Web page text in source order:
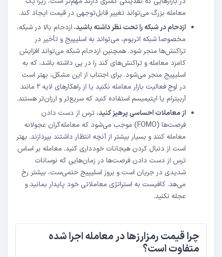
معامله بزرگ می‌تواند تغییر قابل‌توجهی در قیمت ایجاد کند.
ازدحام در شبکه را تحت نظر داشته باشید. ازدحام بالا در شبکه،
مخصوصا شبکه اتریوم، می‌تواند به اسلیپیج و تأخیر در
تراکنش‌ها منجر شود. همچنین ازدحام شبکه می‌تواند افزایش
کامزد معامله و تراکنش‌های کند را در پی داشته باشد، که به
اسلیپیج منجر می‌شود. برای اجتناب از این مشکل، بهتر است
در اوج فعالیت بازار معامله نکنید یا از راهکارهای لایه ۲ مانند
آربیترام یا اپتیمیسم استفاده کنید که سریع‌تر و ارزان‌تر هستند.
از معاملات احساسی پرهیز کنید. ترس از دست دادن
فرصت‌ها (FOMO) موجب می‌شود که معامله‌گران عجولانه
معامله کنند و بسیار بیشتر از آنچه انتظار داشتند بپردازند. بهتر
است از دنبال کردن هیجانات خودداری کنید. معامله بر اساس
ترس از دست دادن فرصت‌ها در زمان‌هایی که نوسانات
شدیدی در جریان است و بروز اسلیپیج حتمی‌ست، بیشتر رخ
می‌هد. کافیست به استراتژی معاملاتی خود پایدار بمانید و
عجله نکنید.
چرا قیمت رمزارزها در معامله اجرا شده
متفاوت است؟